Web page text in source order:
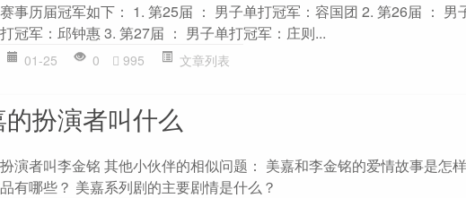
事历届冠军如下： 1. 第25届 ： 男子单打冠军：容国团 2. 第26届 ： 男
冠军：邱钟惠 3. 第27届 ： 男子单打冠军：庄则...
01-25 0 995 文章列表
扮演者叫什么
演者叫李金铭 其他小伙伴的相似问题： 美嘉和李金铭的爱情故事是怎
有哪些？ 美嘉系列剧的主要剧情是什么？